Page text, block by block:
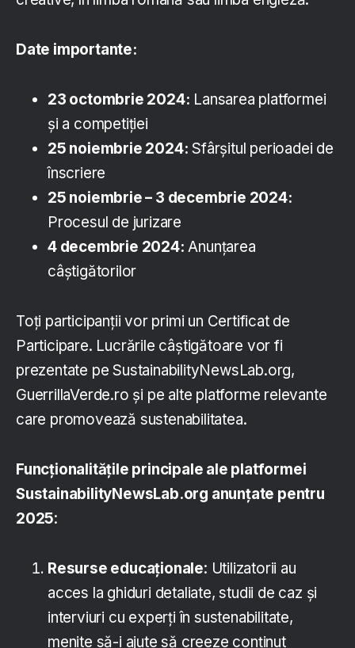
Date importante:
23 octombrie 2024: Lansarea platformei
și a competiției
25 noiembrie 2024: Sfârșitul perioadei de
înscriere
25 noiembrie – 3 decembrie 2024:
Procesul de jurizare
4 decembrie 2024: Anunțarea
câștigătorilor
Toți participanții vor primi un Certificat de
Participare. Lucrările câștigătoare vor fi
prezentate pe SustainabilityNewsLab.org,
GuerrillaVerde.ro și pe alte platforme relevante
care promovează sustenabilitatea.
Funcționalitățile principale ale platformei
SustainabilityNewsLab.org anunțate pentru
2025:
Resurse educaționale: Utilizatorii au
acces la ghiduri detaliate, studii de caz și
interviuri cu experți în sustenabilitate,
menite să-i ajute să creeze conținut